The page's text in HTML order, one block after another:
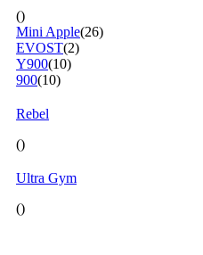
()
Mini Apple(26)
EVOST(2)
Y900(10)
900(10)
Rebel
()
Ultra Gym
()